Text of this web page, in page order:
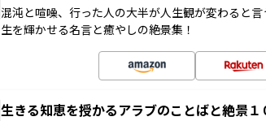
混沌と喧噪、行った人の大半が人生観が変わると
生を輝かせる名言と癒やしの絶景集！
生きる知恵を授かるアラブのことばと絶景１